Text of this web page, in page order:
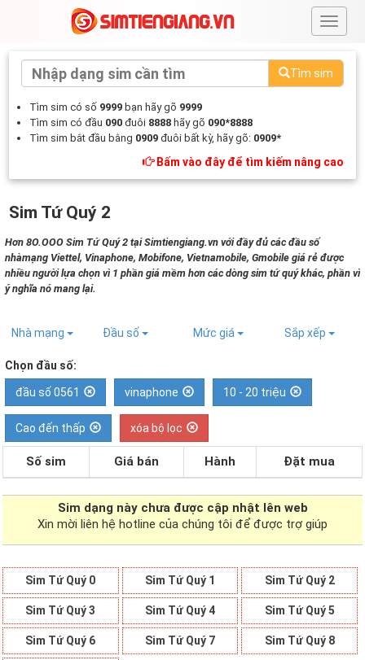
#
Tìm sim
Tìm sim có số 9999 bạn hãy gõ 9999
Tìm sim có đầu 090 đuôi 8888 hãy gõ 090*8888
Tìm sim bắt đầu bằng 0909 đuôi bất kỳ, hãy gõ: 0909*
Bấm vào đây để tìm kiếm nâng cao
Sim Tứ Quý 2
Hơn 8O.OOO Sim Tứ Quý 2 tại Simtiengiang.vn với đầy đủ các đầu số
nhàmạng Viettel, Vinaphone, Mobifone, Vietnamobile, Gmobile giá rẻ được
nhiều người lựa chọn vì 1 phần giá mềm hơn các dòng sim tứ quý khác, phần vì
ý nghĩa nó mang lại.
Nhà mạng Đầu số Mức giá Sắp xếp
Chọn đầu số:
đầu số 0561 vinaphone 10 - 20 triệu
Cao đến thấp xóa bộ lọc
Số sim Giá bán Hành Đặt mua
Sim dạng này chưa được cập nhật lên web
Xin mời liên hệ hotline của chúng tôi để được trợ giúp
Sim Tứ Quý 0 Sim Tứ Quý 1 Sim Tứ Quý 2
Sim Tứ Quý 3 Sim Tứ Quý 4 Sim Tứ Quý 5
Sim Tứ Quý 6 Sim Tứ Quý 7 Sim Tứ Quý 8